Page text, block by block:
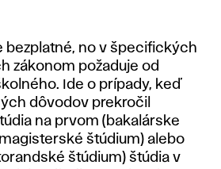
bezplatné, no v špecifických
zákonom požaduje od
Ide o prípady, keď
dôvodov prekročil
na prvom (bakalárske
štúdium) alebo
štúdium) štúdia v